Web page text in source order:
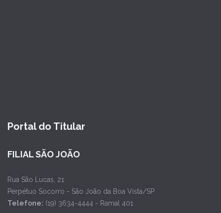
Portal do Titular
FILIAL SÃO JOÃO
Rua São Lucas, 21
Perpétuo Socorro - São João da Boa Vista/SP
Telefone: (19) 3634-4444 - Ramal 401